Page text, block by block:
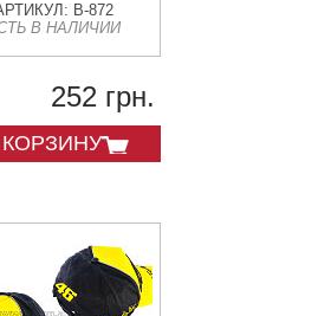
B-872
В НАЛИЧИИ
252 грн.
КОРЗИНУ